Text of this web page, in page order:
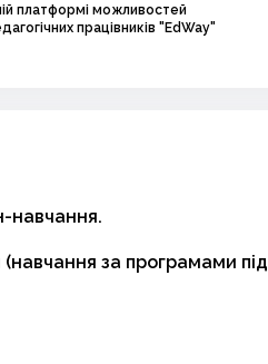
платформі можливостей
працівників "EdWay"
навчання.
(навчання за програмами